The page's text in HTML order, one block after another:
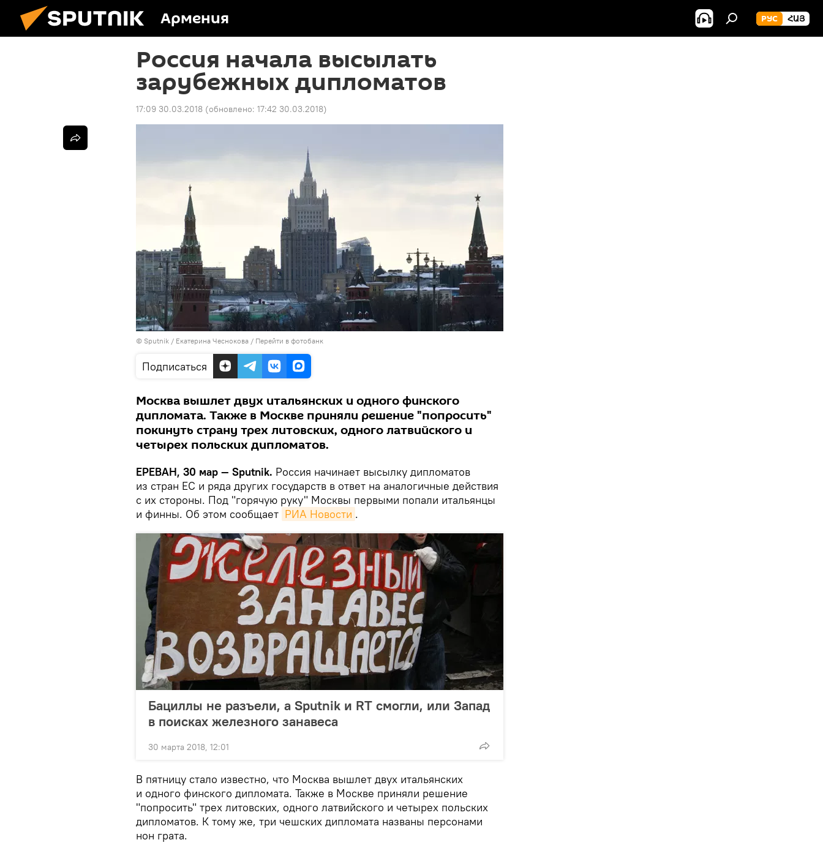
Армения РУС ՀԱՅ
Россия начала высылать
зарубежных дипломатов
17:09 30.03.2018 (обновлено: 17:42 30.03.2018)
© Sputnik / Екатерина Чеснокова / Перейти в фотобанк
Подписаться
Москва вышлет двух итальянских и одного финского
дипломата. Также в Москве приняли решение "попросить"
покинуть страну трех литовских, одного латвийского и
четырех польских дипломатов.
ЕРЕВАН, 30 мар — Sputnik. Россия начинает высылку дипломатов
из стран ЕС и ряда других государств в ответ на аналогичные действия
с их стороны. Под "горячую руку" Москвы первыми попали итальянцы
и финны. Об этом сообщает РИА Новости .
Бациллы не разъели, а Sputnik и RT смогли, или Запад
в поисках железного занавеса
30 марта 2018, 12:01
В пятницу стало известно, что Москва вышлет двух итальянских
и одного финского дипломата. Также в Москве приняли решение
"попросить" трех литовских, одного латвийского и четырех польских
дипломатов. К тому же, три чешских дипломата названы персонами
нон грата.